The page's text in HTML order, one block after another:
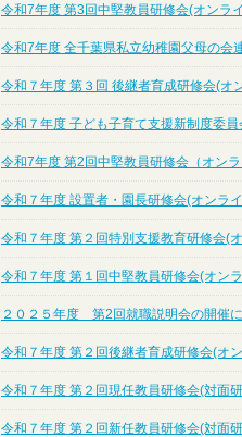
令和7年度 第3回中堅教員研修会(オンラ
令和7年度 全千葉県私立幼稚園父母の会
令和７年度 第３回 後継者育成研修会(オ
令和７年度 子ども子育て支援新制度委
令和7年度 第2回中堅教員研修会（オンラ
令和７年度 設置者・園長研修会(オンラ
令和７年度 第２回特別支援教育研修会(
令和７年度 第１回中堅教員研修会(オン
２０２５年度 第2回就職説明会の開催
令和７年度 第２回後継者育成研修会(オ
令和７年度 第２回現任教員研修会(対面
令和７年度 第２回新任教員研修会(対面